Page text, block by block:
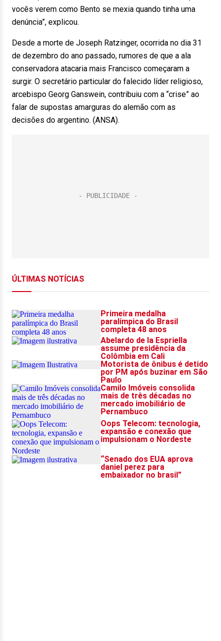
vocês verem como Bento se mexia quando tinha uma
denúncia”, explicou.
Desde a morte de Joseph Ratzinger, ocorrida no dia 31
de dezembro do ano passado, rumores de que a ala
conservadora atacaria mais Francisco começaram a
surgir. O secretário particular do falecido líder religioso,
arcebispo Georg Ganswein, contribuiu com a “crise” ao
falar de supostas amarguras do alemão com as
decisões do argentino. (ANSA).